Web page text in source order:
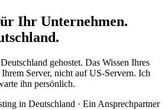
Ihr Unternehmen.
.
gehostet. Das Wissen Ihres
Server, nicht auf US-Servern. Ich
ihn persönlich.
in Deutschland · Ein Ansprechpartner